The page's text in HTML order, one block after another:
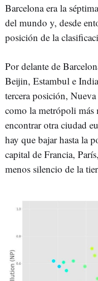
Barcelona era la
del mundo y, desde
posición de la
Por delante de
Beijin, Estambul e
tercera posición,
como la metrópoli más
encontrar otra ciudad
hay que bajar hasta la
capital de Francia,
menos silencio de la